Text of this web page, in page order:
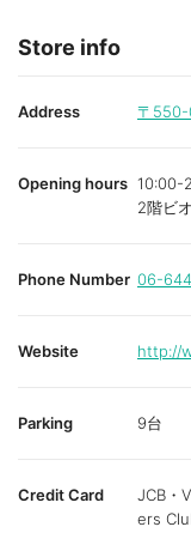
Store info
Address 〒
Opening hours 10:00-
2階ビ
Phone Number 06-
Website http://
Parking 9台
Credit Card
JCB・
ers